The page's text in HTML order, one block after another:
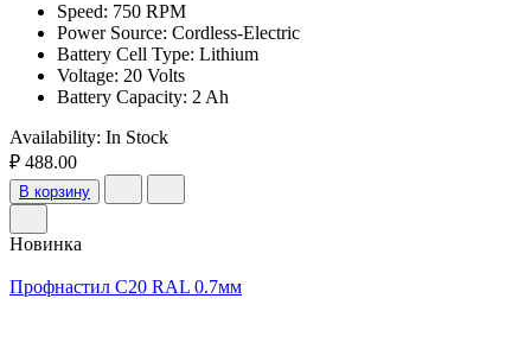
Speed: 750 RPM
Power Source: Cordless-Electric
Battery Cell Type: Lithium
Voltage: 20 Volts
Battery Capacity: 2 Ah
Availability: In Stock
₽ 488.00
В корзину
Новинка
Профнастил С20 RAL 0.7мм